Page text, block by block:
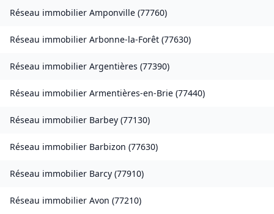
Réseau immobilier Amponville (77760)
Réseau immobilier Arbonne-la-Forêt (77630)
Réseau immobilier Argentières (77390)
Réseau immobilier Armentières-en-Brie (77440)
Réseau immobilier Barbey (77130)
Réseau immobilier Barbizon (77630)
Réseau immobilier Barcy (77910)
Réseau immobilier Avon (77210)